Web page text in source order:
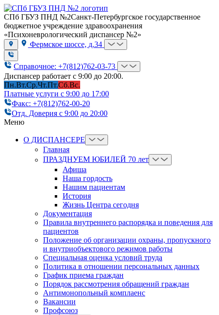
СПб ГБУЗ ПНД №2Санкт-Петербургское государственное
бюджетное учреждение здравоохранения
«Психоневрологический диспансер №2»
Фермское шоссе, д.34
Справочное: +7(812)762-03-73
Диспансер работает с 9:00 до 20:00.
Пн.Вт.Ср.Чт.Пт.Сб.Вс.
Платные услуги с 9:00 до 17:00
Факс: +7(812)762-00-20
Отд. Доверия с 9:00 до 20:00
Меню
О ДИСПАНСЕРЕ
Главная
ПРАЗДНУЕМ ЮБИЛЕЙ 70 лет
Афиша
Наша гордость
Нашим пациентам
История
Жизнь Центра сегодня
Документация
Правила внутреннего распорядка и поведения для
пациентов
Положение об организации охраны, пропускного
и внутриобъектового режимов работы
Cпециальная оценка условий труда
Политика в отношении персональных данных
График приема граждан
Порядок рассмотрения обращений граждан
Антимонопольный комплаенс
Вакансии
Профсоюз